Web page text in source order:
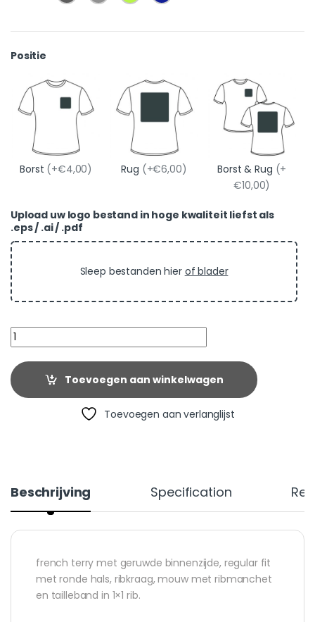
Positie
Borst (+€4,00) Rug (+€6,00) Borst & Rug (+
€10,00)
Upload uw logo bestand in hoge kwaliteit liefst als
.eps / .ai / .pdf
Sleep bestanden hier of blader
Quantity
Toevoegen aan winkelwagen
Toevoegen aan verlanglijst
Beschrijving Specification
french terry met geruwde binnenzijde, regular fit
met ronde hals, ribkraag, mouw met ribmanchet
en tailleband in 1×1 rib.